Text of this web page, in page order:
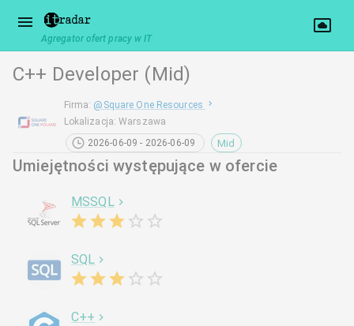
Agregator ofert pracy w IT
C++ Developer (Mid)
Firma: @ Square One Resources
Lokalizacja:Warszawa
2026-06-09 - 2026-06-09
Mid
Umiejętności występujące w ofercie
MSSQL
SQL
C++